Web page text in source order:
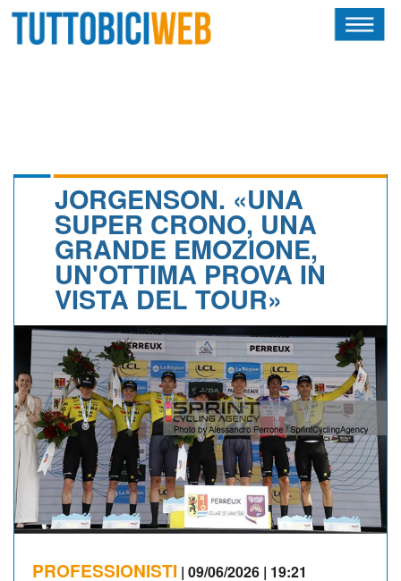
CALENDARIO
ALBI D'ORO
NEWSLETTER
JORGENSON. «UNA
SUPER CRONO, UNA
GRANDE EMOZIONE,
UN'OTTIMA PROVA IN
VISTA DEL TOUR»
PROFESSIONISTI | 09/06/2026 | 19:21